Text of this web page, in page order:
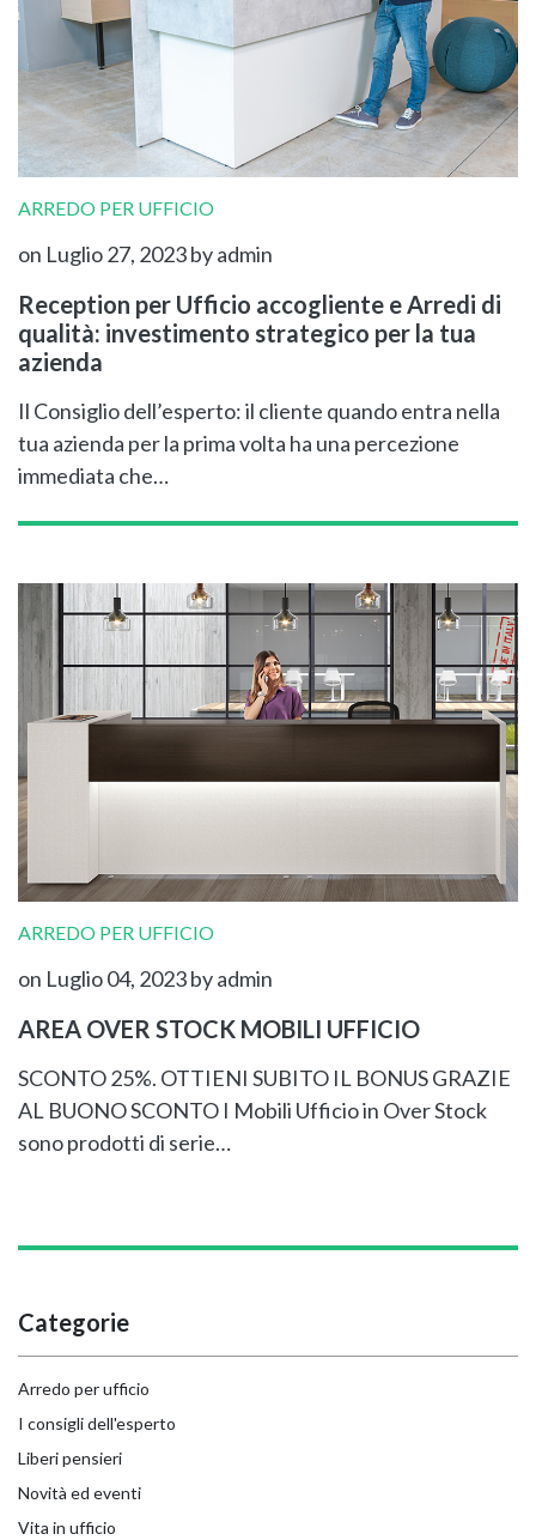
ARREDO PER UFFICIO
on Luglio 27, 2023by admin
Reception per Ufficio accogliente e Arredi di
qualità: investimento strategico per la tua
azienda
Il Consiglio dell’esperto: il cliente quando entra nella
tua azienda per la prima volta ha una percezione
immediata che…
ARREDO PER UFFICIO
on Luglio 04, 2023by admin
AREA OVER STOCK MOBILI UFFICIO
SCONTO 25%. OTTIENI SUBITO IL BONUS GRAZIE
AL BUONO SCONTO I Mobili Ufficio in Over Stock
sono prodotti di serie…
Categorie
Arredo per ufficio
I consigli dell'esperto
Liberi pensieri
Novità ed eventi
Vita in ufficio